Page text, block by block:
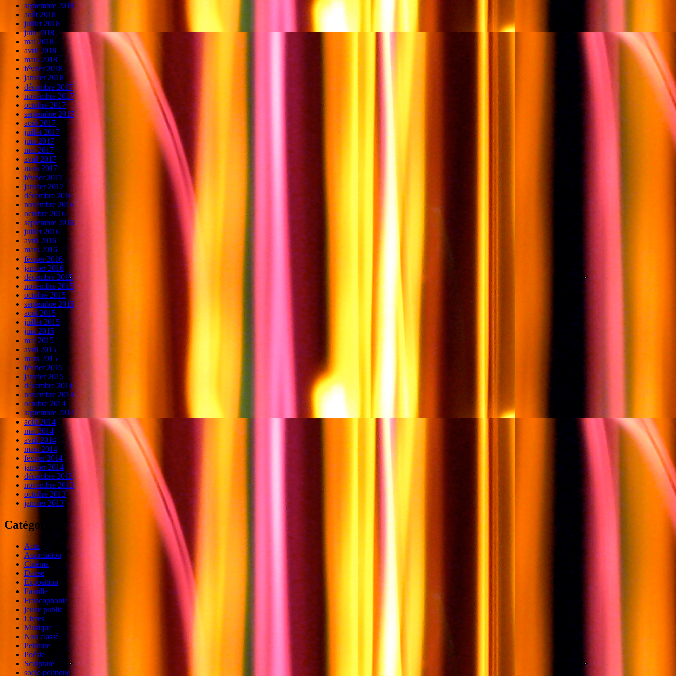
septembre 2018
août 2018
juillet 2018
juin 2018
mai 2018
avril 2018
mars 2018
février 2018
janvier 2018
décembre 2017
novembre 2017
octobre 2017
septembre 2017
août 2017
juillet 2017
juin 2017
mai 2017
avril 2017
mars 2017
février 2017
janvier 2017
décembre 2016
novembre 2016
octobre 2016
septembre 2016
juillet 2016
avril 2016
mars 2016
février 2016
janvier 2016
décembre 2015
novembre 2015
octobre 2015
septembre 2015
août 2015
juillet 2015
juin 2015
mai 2015
avril 2015
mars 2015
février 2015
janvier 2015
décembre 2014
novembre 2014
octobre 2014
septembre 2014
août 2014
mai 2014
avril 2014
mars 2014
février 2014
janvier 2014
décembre 2013
novembre 2013
octobre 2013
janvier 2013
Catégories
Actu
Association
Cinéma
Danse
Exposition
Famille
Francophonie
jeune public
Livres
Musique
Non classé
Peinture
Poésie
Sculpture
socio politique